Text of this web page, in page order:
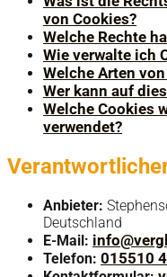
von Cookies?
Welche Rechte
Wie verwalte ich
Welche Arten
Wer kann auf
Welche Cookies
verwendet?
Anbieter:
Deutschland
E-Mail:
Telefon: 015510